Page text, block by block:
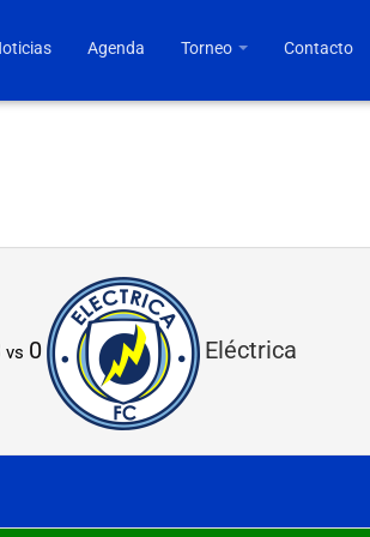
Agenda Torneo Contacto
vs 0 Eléctrica